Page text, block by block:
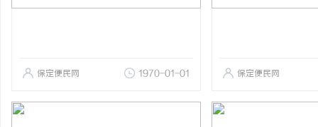
保定便民网 1970-01-01 保定便民网